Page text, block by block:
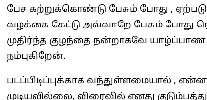
பேச கற்றுக்கொண்டு பேசும் போது ,
வழக்கை கேட்டு அவ்வாறே பேசும் போது
முதிர்ந்த குழந்தை நன்றாகவே யாழ்ப்பாண
நம்புகிறேன்.
படப்பிடிப்புக்காக வந்துள்ளமையால் ,
முடியவில்லை, விரைவில் எனது